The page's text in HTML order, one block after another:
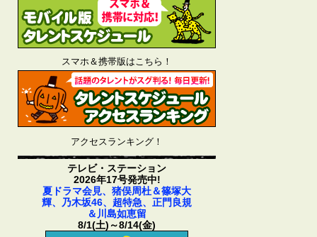
スマホ＆携帯版はこちら！
アクセスランキング！
テレビ・ステーション
2026年17号発売中!
夏ドラマ会見、猪俣周杜＆篠塚大
輝、乃木坂46、超特急、正門良規
＆川島如恵留
8/1(土)～8/14(金)